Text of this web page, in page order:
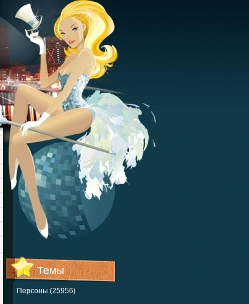
Темы
Персоны (25956)